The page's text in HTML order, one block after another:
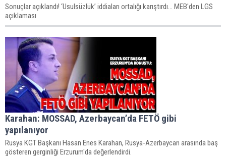
Sonuçlar açıklandı! ‘Usulsüzlük’ iddiaları ortalığı karıştırdı... MEB'den LGS
açıklaması
Karahan: MOSSAD, Azerbaycan’da FETÖ gibi
yapılanıyor
​​​​​​​Rusya KGT Başkanı Hasan Enes Karahan, Rusya-Azerbaycan arasında baş
gösteren gerginliği Erzurum'da değerlendirdi.